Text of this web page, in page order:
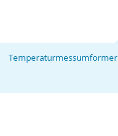
Temperaturmessumformer